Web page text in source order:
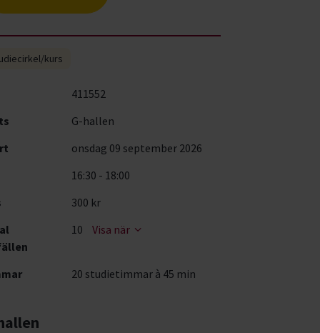
kurs
411552
G-hallen
onsdag 09 september 2026
16:30 - 18:00
300 kr
10 Visa när
20 studietimmar à 45 min